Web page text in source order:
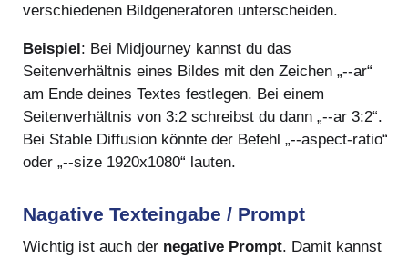
verschiedenen Bildgeneratoren unterscheiden.
Beispiel: Bei Midjourney kannst du das
Seitenverhältnis eines Bildes mit den Zeichen „--ar“
am Ende deines Textes festlegen. Bei einem
Seitenverhältnis von 3:2 schreibst du dann „--ar 3:2“.
Bei Stable Diffusion könnte der Befehl „--aspect-ratio“
oder „--size 1920x1080“ lauten.
Nagative Texteingabe / Prompt
Wichtig ist auch der negative Prompt. Damit kannst